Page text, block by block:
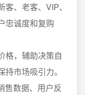
、老客、VIP、
忠诚度和复购
格，辅助决策自
市场吸引力。
售数据、用户反